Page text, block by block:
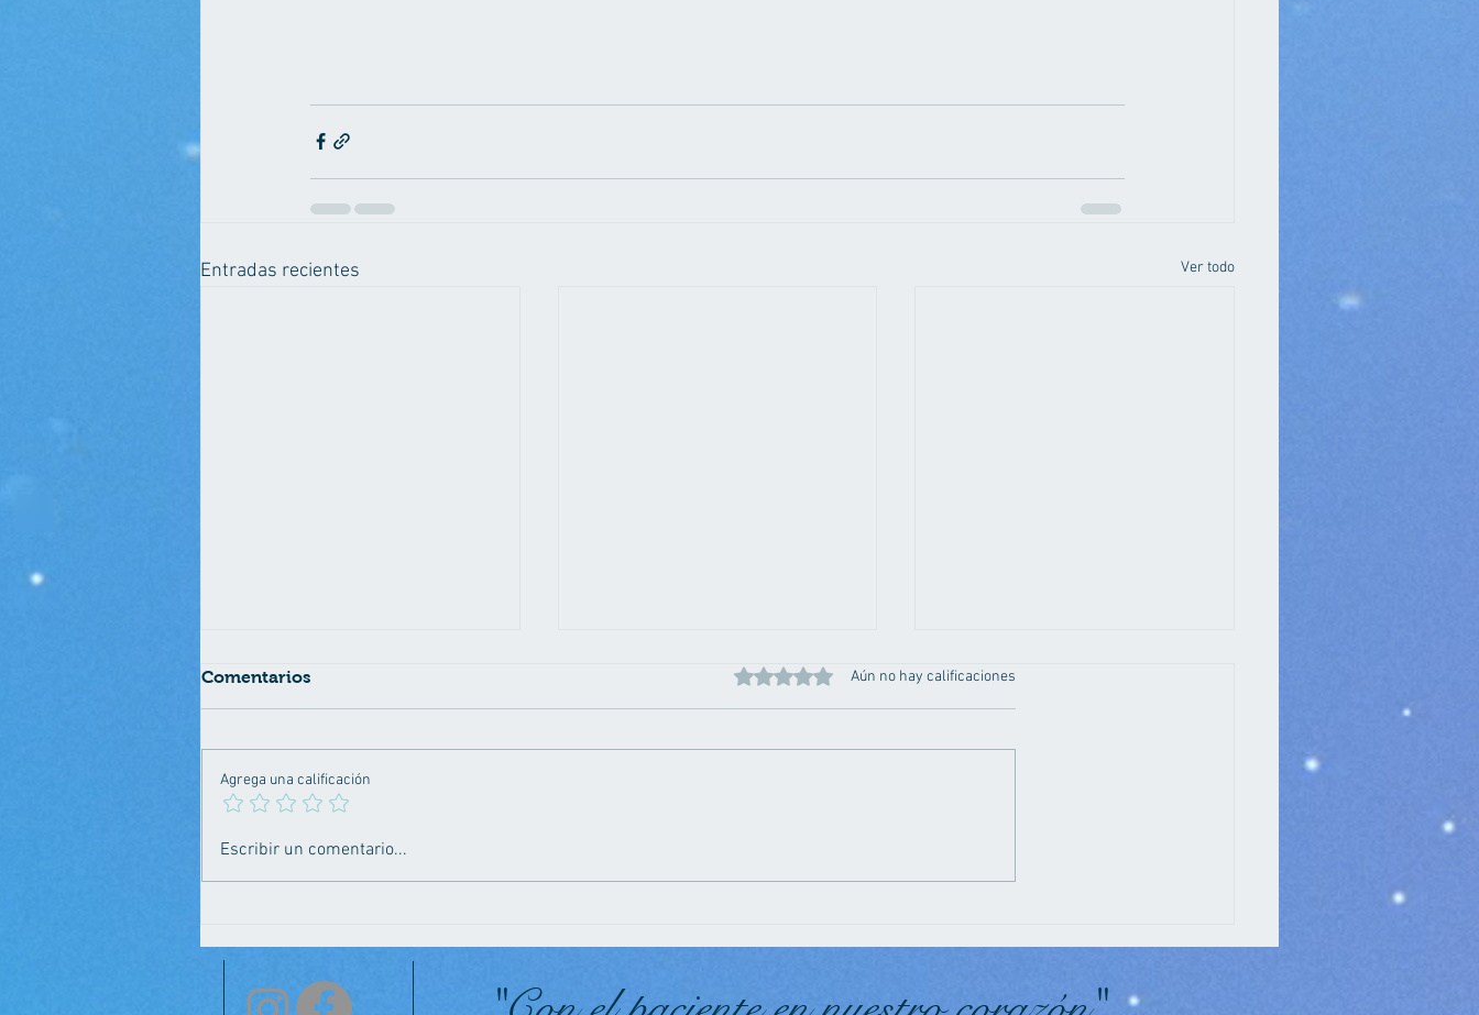
Entradas recientes Ver todo
Prueba de Paternidad
proteger tu salud
para tu salud
Comentarios Obtuvo 0 de 5 estrellas.Aún no hay calificaciones
Agrega una calificación
Escribir un comentario...